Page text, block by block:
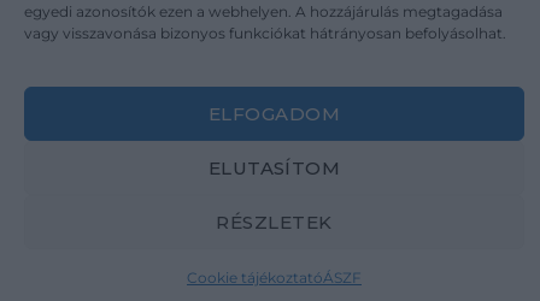
egyedi azonosítók ezen a webhelyen. A hozzájárulás megtagadása
vagy visszavonása bizonyos funkciókat hátrányosan befolyásolhat.
ELFOGADOM
ELUTASÍTOM
RÉSZLETEK
Cookie tájékoztatóÁSZF